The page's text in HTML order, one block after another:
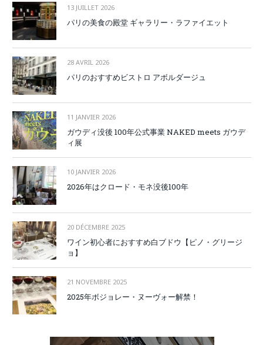
13 JUILLET 2026
パリの美食の殿堂 ギャラリー・ラファイエット
28 AVRIL 2026
パリのおすすめビストロ アボルダージュ
11 JANVIER 2026
ガウディ没後 100年公式事業 NAKED meets ガウデ
ィ展
10 JANVIER 2026
2026年はクロード・モネ没後100年
20 DÉCEMBRE 2025
ワイン初心者におすすめ白ブドウ【ピノ・グリージ
ョ】
21 NOVEMBRE 2025
2025年ボジョレー・ヌーヴォー解禁！